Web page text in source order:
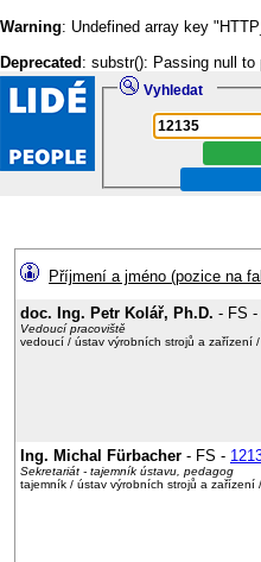
Warning: Undefined array key
Deprecated : substr(): Passing null
Vyhledat
Příjmení a jméno (pozice na
doc. Ing. Petr Kolář, Ph.D. - FS -
Vedoucí pracoviště
vedoucí / ústav výrobních strojů a zařízení
Ing. Michal Fürbacher - FS -
Sekretariát - tajemník ústavu, pedagog
tajemník / ústav výrobních strojů a zařízení